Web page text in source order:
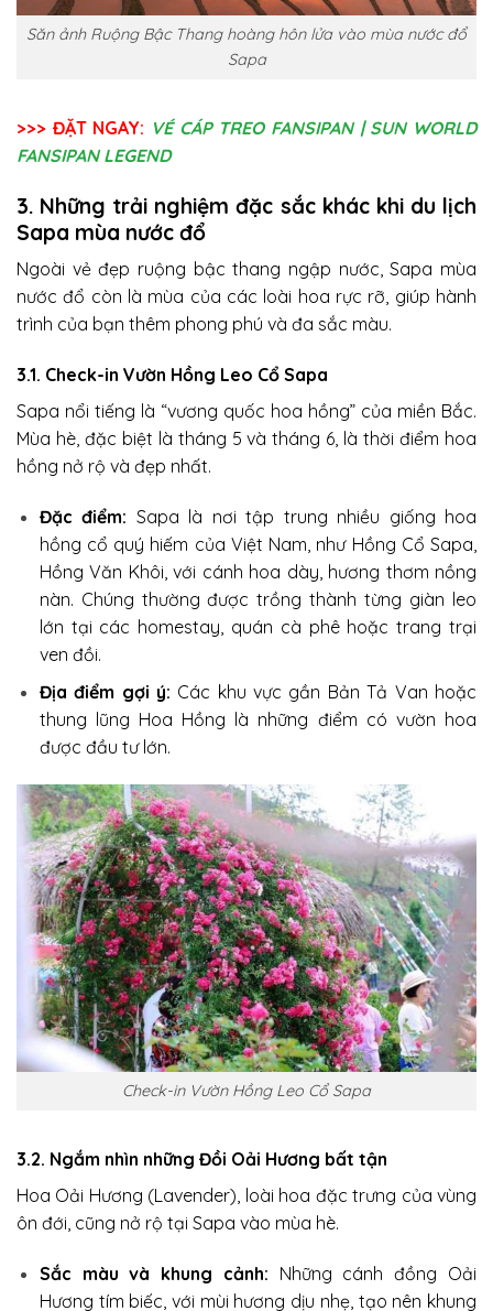
Săn ảnh Ruộng Bậc Thang hoàng hôn lửa vào mùa nước đổ
Sapa
>>> ĐẶT NGAY: VÉ CÁP TREO FANSIPAN | SUN WORLD
FANSIPAN LEGEND
3. Những trải nghiệm đặc sắc khác khi du lịch
Sapa mùa nước đổ
Ngoài vẻ đẹp ruộng bậc thang ngập nước, Sapa mùa
nước đổ còn là mùa của các loài hoa rực rỡ, giúp hành
trình của bạn thêm phong phú và đa sắc màu.
3.1. Check-in Vườn Hồng Leo Cổ Sapa
Sapa nổi tiếng là “vương quốc hoa hồng” của miền Bắc.
Mùa hè, đặc biệt là tháng 5 và tháng 6, là thời điểm hoa
hồng nở rộ và đẹp nhất.
Đặc điểm: Sapa là nơi tập trung nhiều giống hoa
hồng cổ quý hiếm của Việt Nam, như Hồng Cổ Sapa,
Hồng Văn Khôi, với cánh hoa dày, hương thơm nồng
nàn. Chúng thường được trồng thành từng giàn leo
lớn tại các homestay, quán cà phê hoặc trang trại
ven đồi.
Địa điểm gợi ý: Các khu vực gần Bản Tả Van hoặc
thung lũng Hoa Hồng là những điểm có vườn hoa
được đầu tư lớn.
Check-in Vườn Hồng Leo Cổ Sapa
3.2. Ngắm nhìn những Đồi Oải Hương bất tận
Hoa Oải Hương (Lavender), loài hoa đặc trưng của vùng
ôn đới, cũng nở rộ tại Sapa vào mùa hè.
Sắc màu và khung cảnh: Những cánh đồng Oải
Hương tím biếc, với mùi hương dịu nhẹ, tạo nên khung